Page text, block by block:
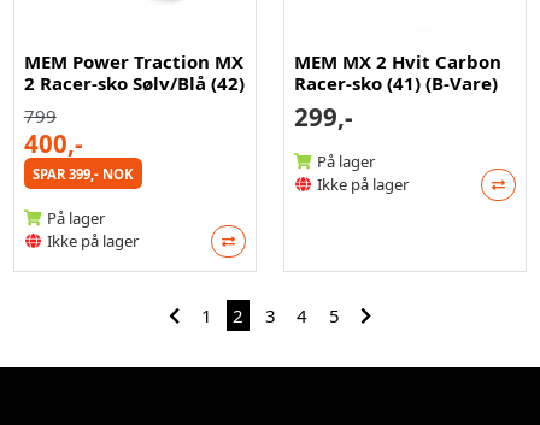
MEM Power Traction MX
2 Racer-sko Sølv/Blå (42)
799
400,-
SPAR 399,- NOK
På lager
Ikke på lager
MEM MX 2 Hvit Carbon
Racer-sko (41) (B-Vare)
299,-
På lager
Ikke på lager
1 2 3 4 5